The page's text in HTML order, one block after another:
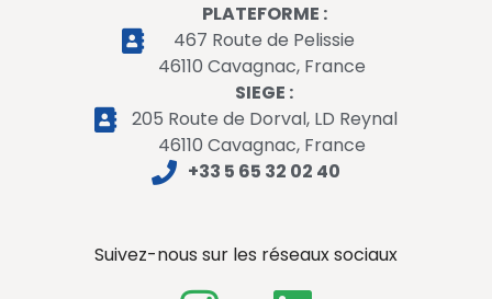
PLATEFORME :
467 Route de Pelissie
46110 Cavagnac, France
SIEGE :
205 Route de Dorval, LD Reynal
46110 Cavagnac, France
+33 5 65 32 02 40
Suivez-nous sur les réseaux sociaux